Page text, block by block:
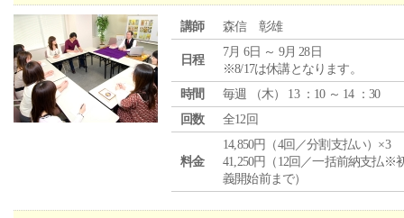
講師 森信 彰雄
日程
7月 6日 ～ 9月 28日
※8/17は休講となります。
時間
毎週 （木） 13 ：10 ～ 14 ：30
回数
全12回
料金
14,850円（4回／分割支払い）×3
41,250円（12回／一括前納支払※
義開始前まで）